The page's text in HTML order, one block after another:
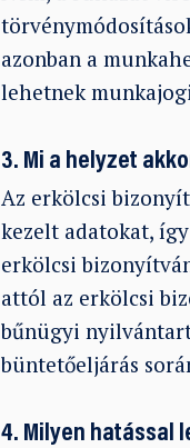
azonban a
lehetnek
3. Mi a helyzet
Az erkölcsi
kezelt adatokat,
erkölcsi
attól az erkölcsi
bűnügyi
büntetőeljárás
4. Milyen hatással